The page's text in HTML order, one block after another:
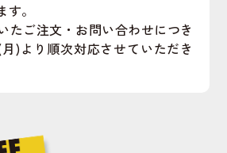
。
たご注文・お問い合わせにつき
)より順次対応させていただき